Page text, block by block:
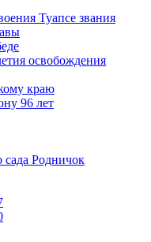
Туапсе звания
освобождения
краю
96 лет
сада Родничок